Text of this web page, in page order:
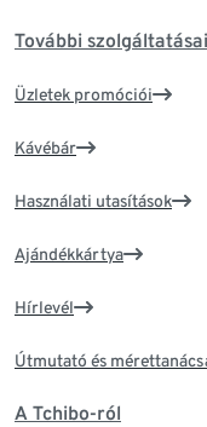
További
Üzletek promóciói
Kávébár
Használati utasítások
Ajándékkártya
Hírlevél
Útmutató és
A Tchibo-ról